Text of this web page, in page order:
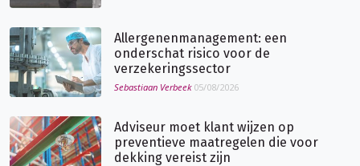
Allergenenmanagement: een
onderschat risico voor de
verzekeringssector
Sebastiaan Verbeek 05/08/2026
Adviseur moet klant wijzen op
preventieve maatregelen die voor
dekking vereist zijn